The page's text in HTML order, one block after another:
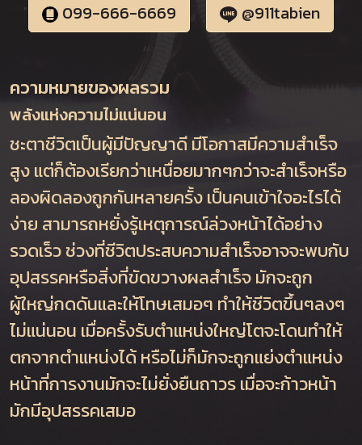
099-666-6669 @911tabien
ความหมายของผลรวม
พลังแห่งความไม่แน่นอน
ชะตาชีวิตเป็นผู้มีปัญญาดี มีโอกาสมีความสำเร็จ
สูง แต่ก็ต้องเรียกว่าเหนื่อยมากๆกว่าจะสำเร็จหรือ
ลองผิดลองถูกกันหลายครั้ง เป็นคนเข้าใจอะไรได้
ง่าย สามารถหยั่งรู้เหตุการณ์ล่วงหน้าได้อย่าง
รวดเร็ว ช่วงที่ชีวิตประสบความสำเร็จอาจจะพบกับ
อุปสรรคหรือสิ่งที่ขัดขวางผลสำเร็จ มักจะถูก
ผู้ใหญ่กดดันและให้โทษเสมอๆ ทำให้ชีวิตขึ้นๆลงๆ
ไม่แน่นอน เมื่อครั้งรับตำแหน่งใหญ่โตจะโดนทำให้
ตกจากตำแหน่งได้ หรือไม่ก็มักจะถูกแย่งตำแหน่ง
หน้าที่การงานมักจะไม่ยั่งยืนถาวร เมื่อจะก้าวหน้า
มักมีอุปสรรคเสมอ